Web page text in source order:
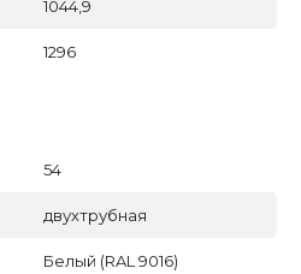
1044,9
1296
54
двухтрубная
Белый (RAL 9016)